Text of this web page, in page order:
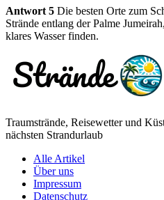
Antwort 5 Die besten Orte zum
Strände entlang der Palme
klares Wasser finden.
Traumstrände, Reisewetter und
nächsten Strandurlaub
Alle Artikel
Über uns
Impressum
Datenschutz